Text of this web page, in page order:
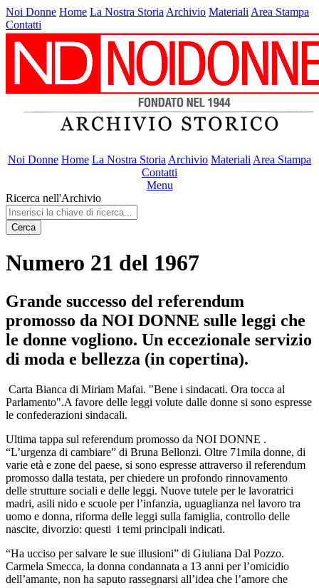
Noi Donne Home La Nostra Storia Archivio Materiali Area Stampa
Contatti
Noi Donne Home La Nostra Storia Archivio Materiali Area Stampa
Contatti
Menu
Ricerca nell'Archivio
Cerca
Numero 21 del 1967
Grande successo del referendum
promosso da NOI DONNE sulle leggi che
le donne vogliono. Un eccezionale servizio
di moda e bellezza (in copertina).
Carta Bianca di Miriam Mafai. "Bene i sindacati. Ora tocca al
Parlamento".A favore delle leggi volute dalle donne si sono espresse
le confederazioni sindacali.
Ultima tappa sul referendum promosso da NOI DONNE .
“L’urgenza di cambiare” di Bruna Bellonzi. Oltre 71mila donne, di
varie età e zone del paese, si sono espresse attraverso il referendum
promosso dalla testata, per chiedere un profondo rinnovamento
delle strutture sociali e delle leggi. Nuove tutele per le lavoratrici
madri, asili nido e scuole per l’infanzia, uguaglianza nel lavoro tra
uomo e donna, riforma delle leggi sulla famiglia, controllo delle
nascite, divorzio: questi i temi principali indicati.
“Ha ucciso per salvare le sue illusioni” di Giuliana Dal Pozzo.
Carmela Smecca, la donna condannata a 13 anni per l’omicidio
dell’amante, non ha saputo rassegnarsi all’idea che l’amore che